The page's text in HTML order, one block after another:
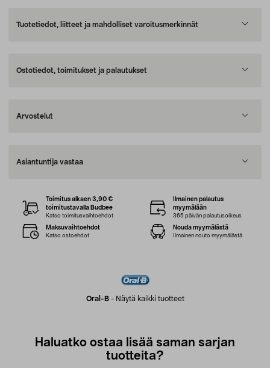
Tuotetiedot, liitteet ja mahdolliset varoitusmerkinnät
Ostotiedot, toimitukset ja palautukset
Arvostelut
Asiantuntija vastaa
Oral-B- Näytä kaikki tuotteet
Toimitus alkaen 3,90 €
toimitustavalla Budbee
Katso toimitusvaihtoehdot
Ilmainen palautus
myymälään
365 päivän palautusoikeus
Maksuvaihtoehdot
Katso ostoehdot
Nouda myymälästä
Ilmainen nouto myymälästä
Haluatko ostaa lisää saman sarjan
tuotteita?